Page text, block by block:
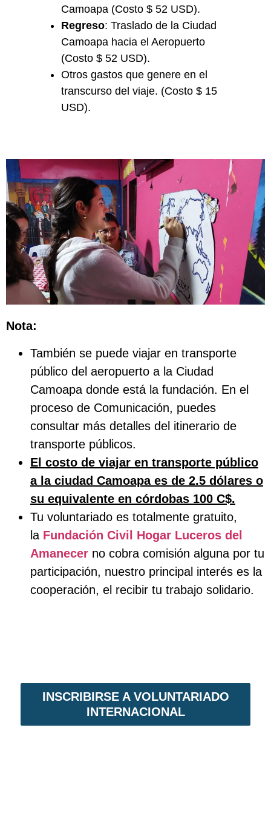
Camoapa (Costo $ 52 USD).
Regreso: Traslado de la Ciudad
Camoapa hacia el Aeropuerto
(Costo $ 52 USD).
Otros gastos que genere en el
transcurso del viaje. (Costo $ 15
USD).
Nota:
También se puede viajar en transporte
público del aeropuerto a la Ciudad
Camoapa donde está la fundación. En el
proceso de Comunicación, puedes
consultar más detalles del itinerario de
transporte públicos.
El costo de viajar en transporte público
a la ciudad Camoapa es de 2.5 dólares o
su equivalente en córdobas 100 C$.
Tu voluntariado es totalmente gratuito,
la Fundación Civil Hogar Luceros del
Amanecer no cobra comisión alguna por tu
participación, nuestro principal interés es la
cooperación, el recibir tu trabajo solidario.
INSCRIBIRSE A VOLUNTARIADO
INTERNACIONAL